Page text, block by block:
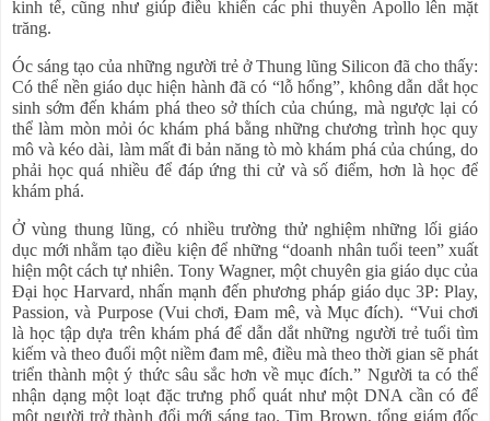
kinh tế, cũng như giúp điều khiển các phi thuyền Apollo lên mặt
trăng.
Óc sáng tạo của những người trẻ ở Thung lũng Silicon đã cho thấy:
Có thể nền giáo dục hiện hành đã có “lỗ hổng”, không dẫn dắt học
sinh sớm đến khám phá theo sở thích của chúng, mà ngược lại có
thể làm mòn mỏi óc khám phá bằng những chương trình học quy
mô và kéo dài, làm mất đi bản năng tò mò khám phá của chúng, do
phải học quá nhiều để đáp ứng thi cử và số điểm, hơn là học để
khám phá.
Ở vùng thung lũng, có nhiều trường thử nghiệm những lối giáo
dục mới nhằm tạo điều kiện để những “doanh nhân tuổi teen” xuất
hiện một cách tự nhiên. Tony Wagner, một chuyên gia giáo dục của
Đại học Harvard, nhấn mạnh đến phương pháp giáo dục 3P: Play,
Passion, và Purpose (Vui chơi, Đam mê, và Mục đích). “Vui chơi
là học tập dựa trên khám phá để dẫn dắt những người trẻ tuổi tìm
kiếm và theo đuổi một niềm đam mê, điều mà theo thời gian sẽ phát
triển thành một ý thức sâu sắc hơn về mục đích.” Người ta có thể
nhận dạng một loạt đặc trưng phổ quát như một DNA cần có để
một người trở thành đổi mới sáng tạo. Tim Brown, tổng giám đốc